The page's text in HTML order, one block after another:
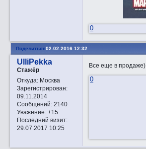
0
Поделиться02.02.2016 12:32
UlliPekka
Стажёр
Откуда:Москва
Зарегистрирован:
09.11.2014
Сообщений:2140
Уважение: +15
Последний визит:
29.07.2017 10:25
Все еще в продаже)
0